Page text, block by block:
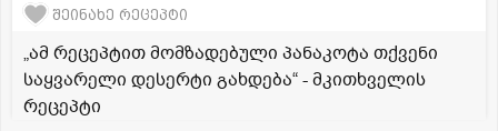
შეინახე რეცეპტი
„ამ რეცეპტით მომზადებული პანაკოტა თქვენი
საყვარელი დესერტი გახდება“ - მკითხველის
რეცეპტი